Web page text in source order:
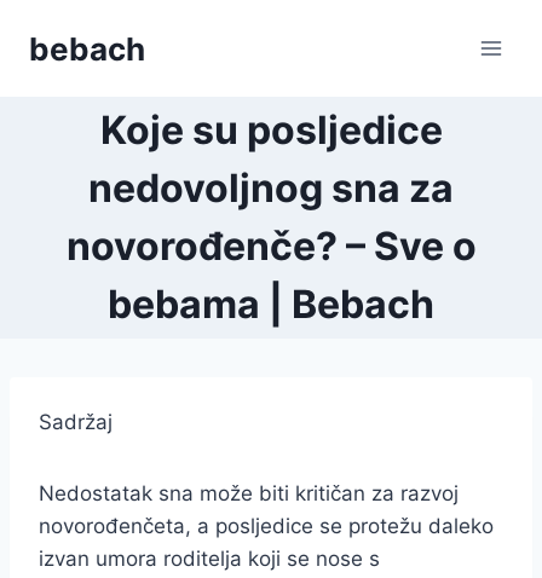
bebach
Koje su posljedice
nedovoljnog sna za
novorođenče? – Sve o
bebama | Bebach
Sadržaj
Nedostatak sna može biti kritičan za razvoj
novorođenčeta, a posljedice se protežu daleko
izvan umora roditelja koji se nose s